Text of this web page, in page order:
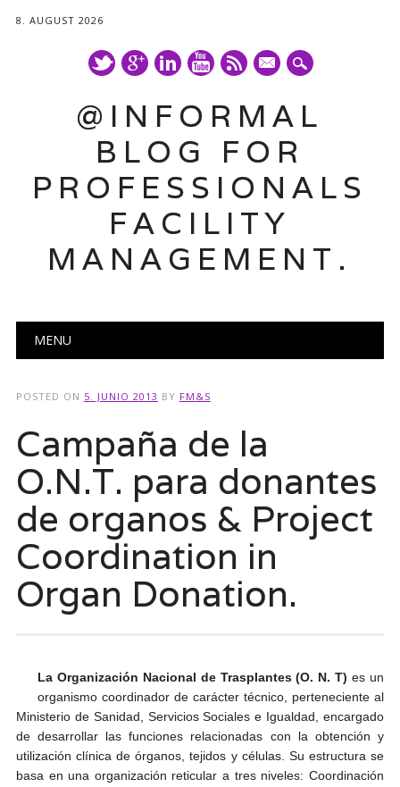
8. AUGUST 2026
mail
@INFORMAL
BLOG FOR
PROFESSIONALS
FACILITY
MANAGEMENT.
Main menu
MENU
POSTED ON 5. JUNIO 2013 BY FM&S
Campaña de la
O.N.T. para donantes
de organos & Project
Coordination in
Organ Donation.
La Organización Nacional de Trasplantes (O. N. T) es un
organismo coordinador de carácter técnico, perteneciente al
Ministerio de Sanidad, Servicios Sociales e Igualdad, encargado
de desarrollar las funciones relacionadas con la obtención y
utilización clínica de órganos, tejidos y células. Su estructura se
basa en una organización reticular a tres niveles: Coordinación